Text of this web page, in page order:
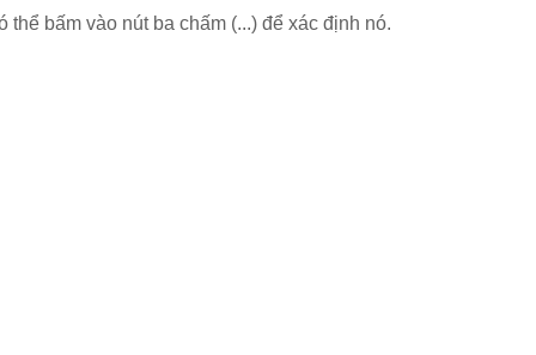
bấm vào nút ba chấm (...) để xác định nó.